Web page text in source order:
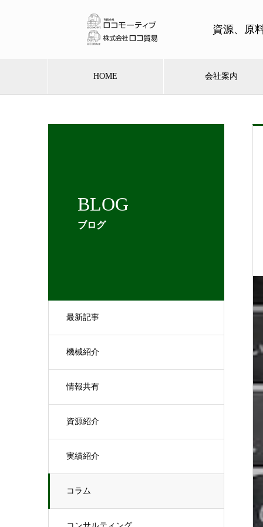
資源、原
HOME 会社案内
BLOG
ブログ
最新記事
機械紹介
情報共有
資源紹介
実績紹介
コラム